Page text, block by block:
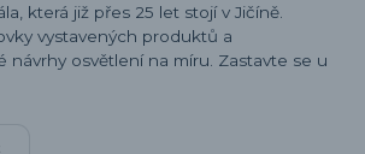
která již přes 25 let stojí v Jičíně.
vystavených produktů a
návrhy osvětlení na míru. Zastavte se u